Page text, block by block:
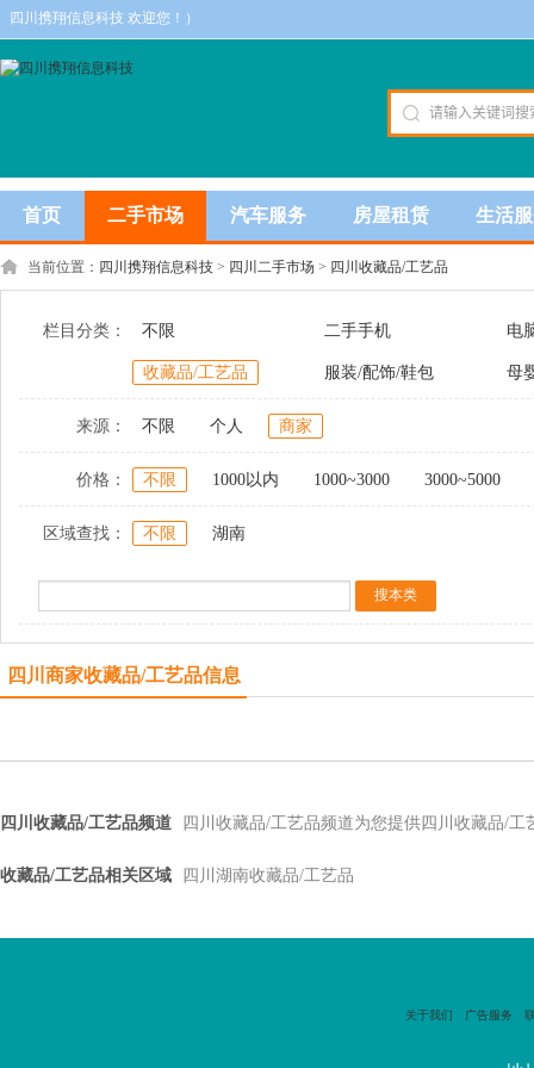
四川携翔信息科技 欢迎您！）
首页 二手市场 汽车服务 房屋租赁 生活
当前位置： 四川携翔信息科技 > 四川二手市场 > 四川收藏品/工艺品
栏目分类： 不限 二手手机 电
收藏品/工艺品 服装/配饰/鞋包 母
来源： 不限 个人 商家
价格： 不限 1000以内 1000~3000 3000~5000
区域查找： 不限 湖南
四川商家收藏品/工艺品信息
四川收藏品/工艺品频道 四川收藏品/工艺品频道为您提供四川收藏品/
收藏品/工艺品相关区域 四川湖南收藏品/工艺品
关于我们 广告服务